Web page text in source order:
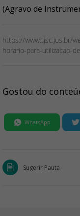
(Agravo de
https://www.tjsc.jus.br/
horario-para-utilizacao-
Gostou do
WhatsApp
Sugerir Pauta